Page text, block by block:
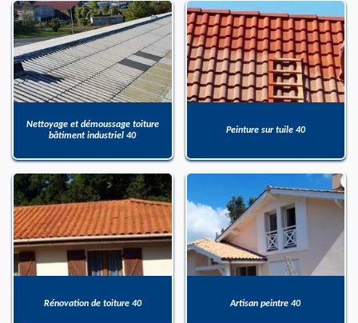
Nettoyage et démoussage toiture
bâtiment industriel 40
Peinture sur tuile 40
Rénovation de toiture 40 Artisan peintre 40